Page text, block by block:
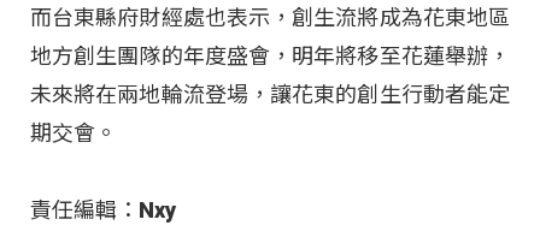
而台東縣府財經處也表示，創生流將成為花東地區
地方創生團隊的年度盛會，明年將移至花蓮舉辦，
未來將在兩地輪流登場，讓花東的創生行動者能定
期交會。
責任編輯：Nxy